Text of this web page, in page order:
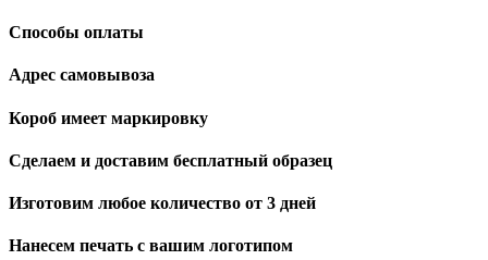
Способы оплаты
Адрес самовывоза
Короб имеет маркировку
Сделаем и доставим бесплатный образец
Изготовим любое количество от 3 дней
Нанесем печать с вашим логотипом